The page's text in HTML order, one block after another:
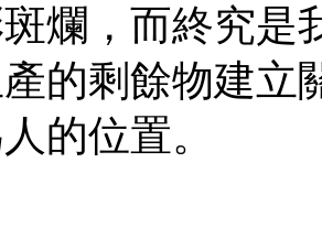
爛，而終究是
的剩餘物建立
的位置。